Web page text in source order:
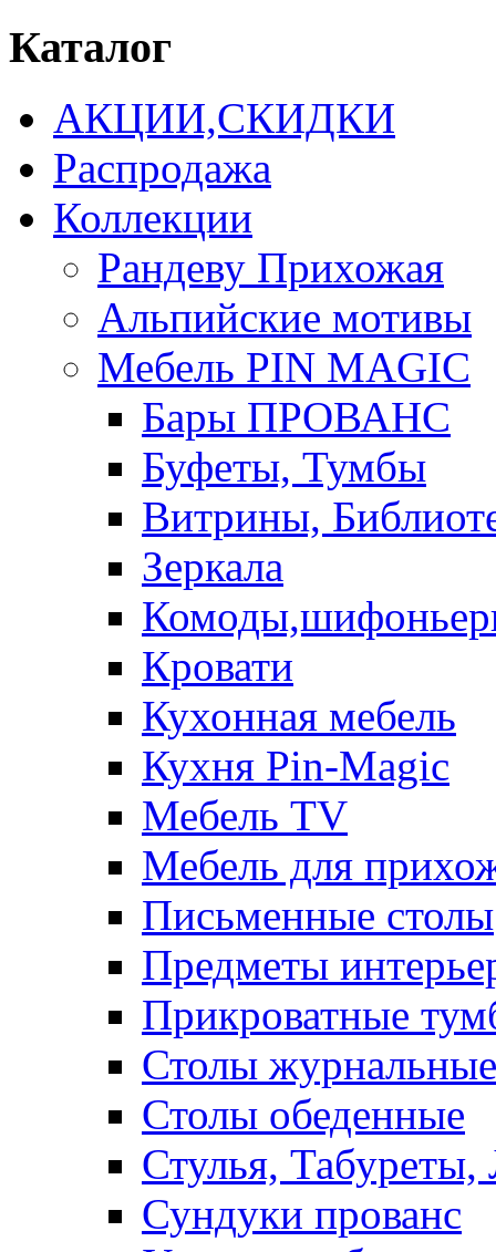
Каталог
АКЦИИ,СКИДКИ
Распродажа
Коллекции
Рандеву Прихожая
Альпийские мотивы
Мебель PIN MAGIС
Бары ПРОВАНС
Буфеты, Тумбы
Витрины,
Зеркала
Кровати
Кухонная мебель
Кухня Pin-Magic
Мебель TV
Мебель для
Письменные столы
Предметы
Прикроватные
Столы журнальные
Столы обеденные
Стулья, Табуреты,
Сундуки прованс